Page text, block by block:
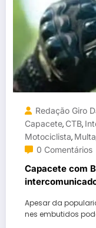
Redação Giro
Capacete, CTB,
Motociclista, Multa
0 Comentários
Capacete com
Apesar da
nes embutidos